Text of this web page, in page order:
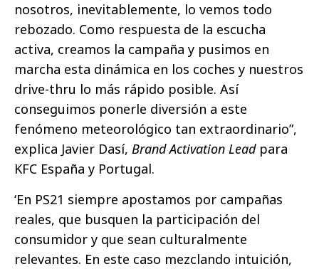
nosotros, inevitablemente, lo vemos todo
rebozado. Como respuesta de la escucha
activa, creamos la campaña y pusimos en
marcha esta dinámica en los coches y nuestros
drive-thru lo más rápido posible. Así
conseguimos ponerle diversión a este
fenómeno meteorológico tan extraordinario”,
explica Javier Dasí, Brand Activation Lead para
KFC España y Portugal.
‘En PS21 siempre apostamos por campañas
reales, que busquen la participación del
consumidor y que sean culturalmente
relevantes. En este caso mezclando intuición,